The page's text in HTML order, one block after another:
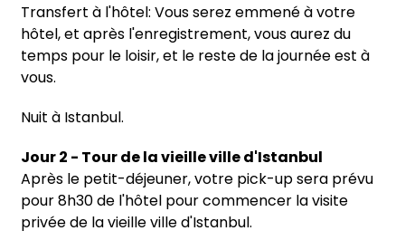
Transfert à l'hôtel: Vous serez emmené à votre
hôtel, et après l'enregistrement, vous aurez du
temps pour le loisir, et le reste de la journée est à
vous.
Nuit à Istanbul.
Jour 2 - Tour de la vieille ville d'Istanbul
Après le petit-déjeuner, votre pick-up sera prévu
pour 8h30 de l'hôtel pour commencer la visite
privée de la vieille ville d'Istanbul.